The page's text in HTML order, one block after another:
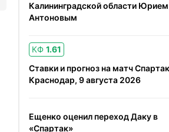
Калининградской области Юрием
Антоновым
КФ 1.61
Ставки и прогноз на матч
Краснодар, 9 августа 2026
Ещенко оценил переход Даку в
«Спартак»